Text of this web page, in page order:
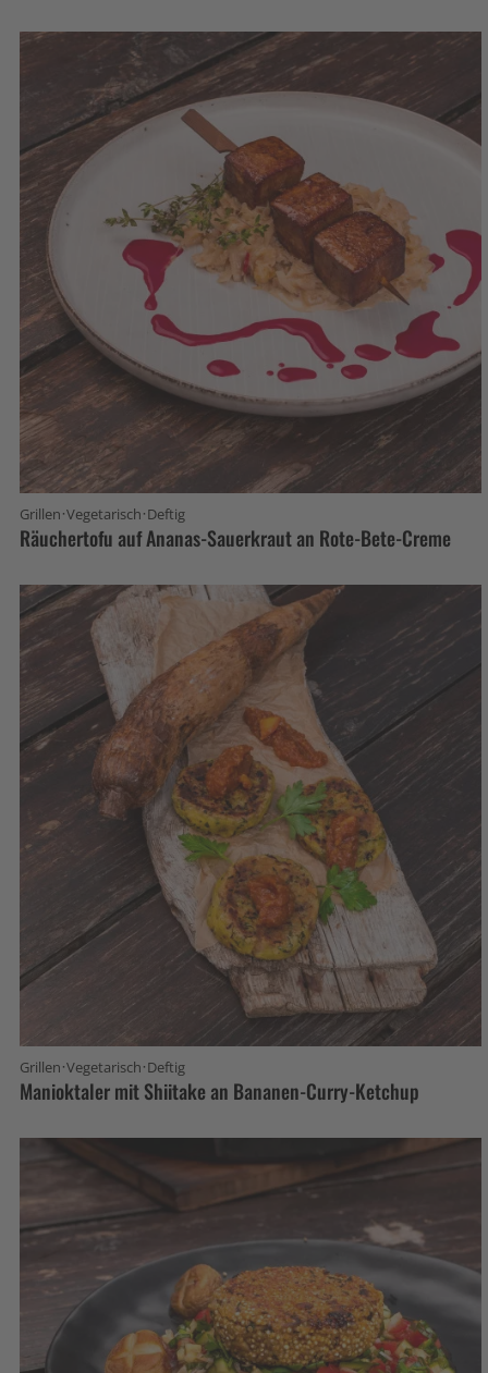
Grillen·Vegetarisch·Deftig
Räuchertofu auf Ananas-Sauerkraut an Rote-Bete-Creme
Grillen·Vegetarisch·Deftig
Manioktaler mit Shiitake an Bananen-Curry-Ketchup